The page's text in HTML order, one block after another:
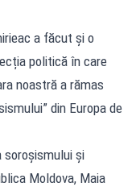
a făcut și o
politică în care
noastră a rămas
din Europa de
soroșismului și
Moldova, Maia